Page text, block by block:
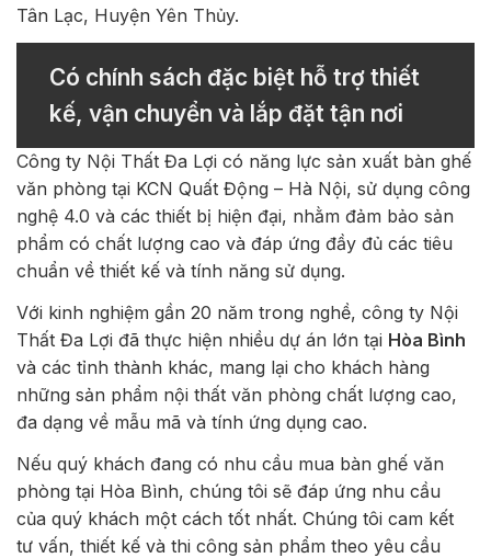
Tân Lạc, Huyện Yên Thủy.
Có chính sách đặc biệt hỗ trợ thiết
kế, vận chuyển và lắp đặt tận nơi
Công ty Nội Thất Đa Lợi có năng lực sản xuất bàn ghế
văn phòng tại KCN Quất Động – Hà Nội, sử dụng công
nghệ 4.0 và các thiết bị hiện đại, nhằm đảm bảo sản
phẩm có chất lượng cao và đáp ứng đầy đủ các tiêu
chuẩn về thiết kế và tính năng sử dụng.
Với kinh nghiệm gần 20 năm trong nghề, công ty Nội
Thất Đa Lợi đã thực hiện nhiều dự án lớn tại Hòa Bình
và các tỉnh thành khác, mang lại cho khách hàng
những sản phẩm nội thất văn phòng chất lượng cao,
đa dạng về mẫu mã và tính ứng dụng cao.
Nếu quý khách đang có nhu cầu mua bàn ghế văn
phòng tại Hòa Bình, chúng tôi sẽ đáp ứng nhu cầu
của quý khách một cách tốt nhất. Chúng tôi cam kết
tư vấn, thiết kế và thi công sản phẩm theo yêu cầu